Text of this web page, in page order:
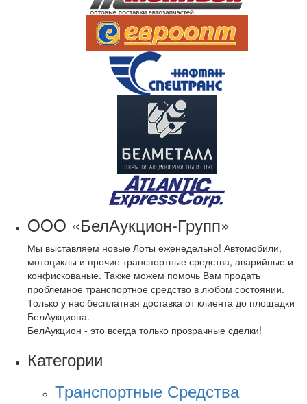
OOO «БелАукцион-Групп»
Мы выставляем новые Лоты еженедельно! Автомобили,
мотоциклы и прочие транспортные средства, аварийные и
конфискованые. Также можем помочь Вам продать
проблемное транспортное средство в любом состоянии.
Только у нас бесплатная доставка от клиента до площадки
БелАукциона.
БелАукцион - это всегда только прозрачные сделки!
Категории
Транспортные Средства